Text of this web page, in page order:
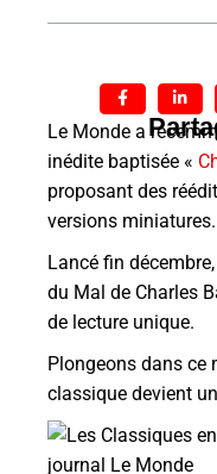
Le Monde a
inédite baptisée «
proposant des
versions miniatures.
Lancé fin
du Mal de Charles
de lecture unique.
Plongeons dans ce
classique devient